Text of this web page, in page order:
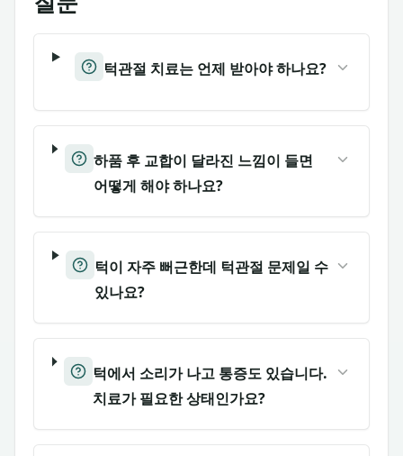
턱관절 치료는 언제 받아야 하나요?
하품 후 교합이 달라진 느낌이 들면
어떻게 해야 하나요?
턱이 자주 뻐근한데 턱관절 문제일 수
있나요?
턱에서 소리가 나고 통증도 있습니다.
치료가 필요한 상태인가요?